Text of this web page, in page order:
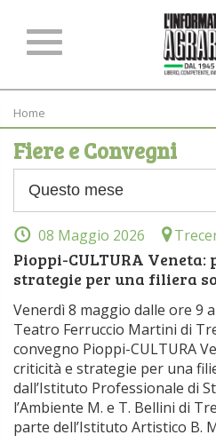
Home
Fiere e Convegni
08 Maggio 2026
Pioppi-CULTURA
strategie per una filiera
Venerdì 8 maggio dalle ore 9
Teatro Ferruccio Martini di
convegno Pioppi-CULTURA
criticità e strategie per una
dall’Istituto Professionale di
l’Ambiente M. e T. Bellini di
parte dell’Istituto Artistico B.